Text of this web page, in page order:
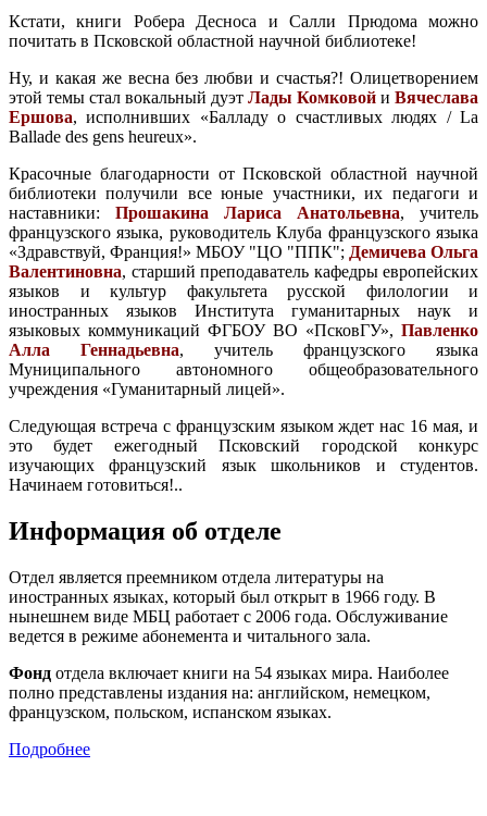
Кстати, книги Робера Десноса и Салли Прюдома можно
почитать в Псковской областной научной библиотеке!
Ну, и какая же весна без любви и счастья?! Олицетворением
этой темы стал вокальный дуэт Лады Комковой и Вячеслава
Ершова, исполнивших «Балладу о счастливых людях / La
Ballade des gens heureux».
Красочные благодарности от Псковской областной научной
библиотеки получили все юные участники, их педагоги и
наставники: Прошакина Лариса Анатольевна, учитель
французского языка, руководитель Клуба французского языка
«Здравствуй, Франция!» МБОУ "ЦО "ППК"; Демичева Ольга
Валентиновна, старший преподаватель кафедры европейских
языков и культур факультета русской филологии и
иностранных языков Института гуманитарных наук и
языковых коммуникаций ФГБОУ ВО «ПсковГУ», Павленко
Алла Геннадьевна, учитель французского языка
Муниципального автономного общеобразовательного
учреждения «Гуманитарный лицей».
Следующая встреча с французским языком ждет нас 16 мая, и
это будет ежегодный Псковский городской конкурс
изучающих французский язык школьников и студентов.
Начинаем готовиться!..
Информация об отделе
Отдел является преемником отдела литературы на
иностранных языках, который был открыт в 1966 году. В
нынешнем виде МБЦ работает с 2006 года. Обслуживание
ведется в режиме абонемента и читального зала.
Фонд отдела включает книги на 54 языках мира. Наиболее
полно представлены издания на: английском, немецком,
французском, польском, испанском языках.
Подробнее